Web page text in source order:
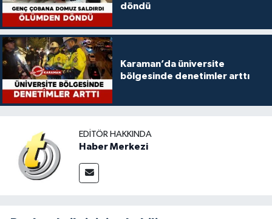
döndü
Karaman’da üniversite
bölgesinde denetimler arttı
EDITÖR HAKKINDA
Haber Merkezi